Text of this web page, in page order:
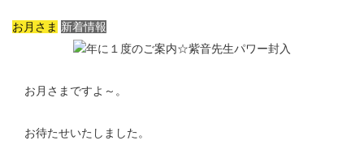
お月さま 新着情報
お月さまですよ～。
お待たせいたしました。